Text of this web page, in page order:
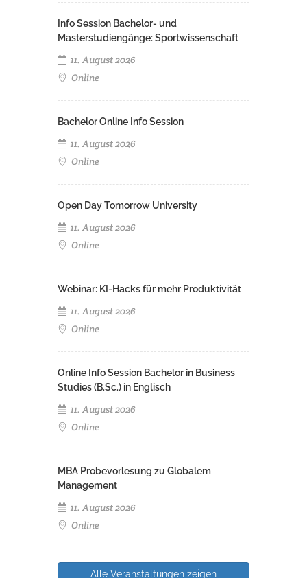
Info Session Bachelor- und
Masterstudiengänge: Sportwissenschaft
11. August 2026
Online
Bachelor Online Info Session
11. August 2026
Online
Open Day Tomorrow University
11. August 2026
Online
Webinar: KI-Hacks für mehr Produktivität
11. August 2026
Online
Online Info Session Bachelor in Business
Studies (B.Sc.) in Englisch
11. August 2026
Online
MBA Probevorlesung zu Globalem
Management
11. August 2026
Online
Alle Veranstaltungen zeigen